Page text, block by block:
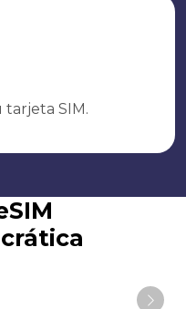
tarjeta SIM.